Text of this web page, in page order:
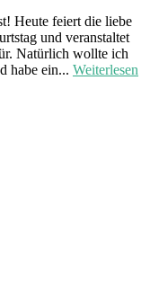
Heute feiert die liebe
und veranstaltet
Natürlich wollte ich
habe ein... Weiterlesen